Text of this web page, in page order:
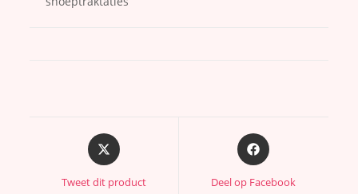
Tweet dit product Deel op Facebook